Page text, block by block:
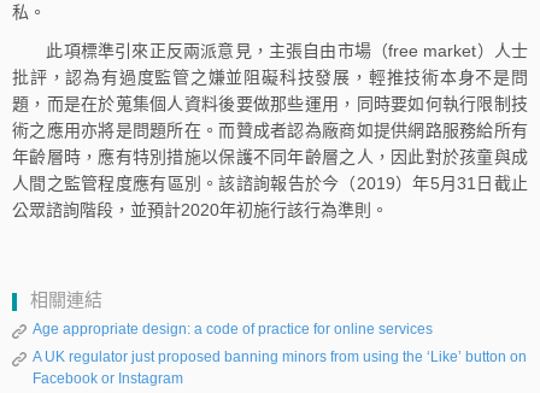
私。
此項標準引來正反兩派意見，主張自由市場（free market）人士
批評，認為有過度監管之嫌並阻礙科技發展，輕推技術本身不是問
題，而是在於蒐集個人資料後要做那些運用，同時要如何執行限制技
術之應用亦將是問題所在。而贊成者認為廠商如提供網路服務給所有
年齡層時，應有特別措施以保護不同年齡層之人，因此對於孩童與成
人間之監管程度應有區別。該諮詢報告於今（2019）年5月31日截止
公眾諮詢階段，並預計2020年初施行該行為準則。
相關連結
Age appropriate design: a code of practice for online services
A UK regulator just proposed banning minors from using the ‘Like’ button on
Facebook or Instagram